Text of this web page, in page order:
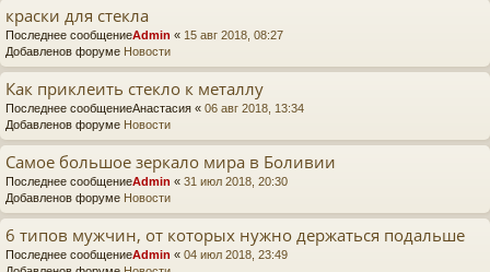
краски для стекла
Последнее сообщениеAdmin « 15 авг 2018, 08:27
Добавленов форуме Новости
Как приклеить стекло к металлу
Последнее сообщениеАнастасия « 06 авг 2018, 13:34
Добавленов форуме Новости
Самое большое зеркало мира в Боливии
Последнее сообщениеAdmin « 31 июл 2018, 20:30
Добавленов форуме Новости
6 типов мужчин, от которых нужно держаться подальше
Последнее сообщениеAdmin « 04 июл 2018, 23:49